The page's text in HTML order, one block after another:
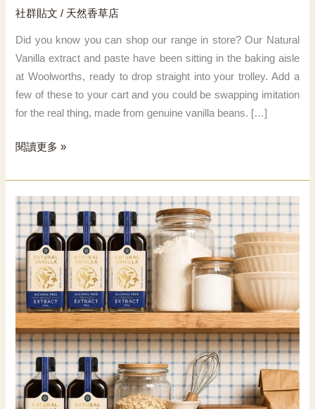
社群貼文 / 天然香草店
Did you know you can shop our range in store? Our Natural
Vanilla extract and paste have been sitting in the baking aisle
at Woolworths, ready to drop straight into your trolley. Add a
few of these to your cart and you could be swapping imitation
for the real thing, made from genuine vanilla beans. […]
你
道
嗎
閱讀更多 »